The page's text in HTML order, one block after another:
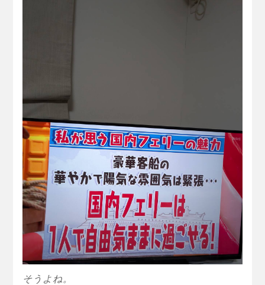
そうよね。